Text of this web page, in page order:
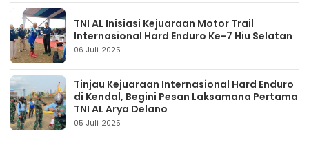
TNI AL Inisiasi Kejuaraan Motor Trail
Internasional Hard Enduro Ke-7 Hiu Selatan
06 Juli 2025
Tinjau Kejuaraan Internasional Hard Enduro
di Kendal, Begini Pesan Laksamana Pertama
TNI AL Arya Delano
05 Juli 2025